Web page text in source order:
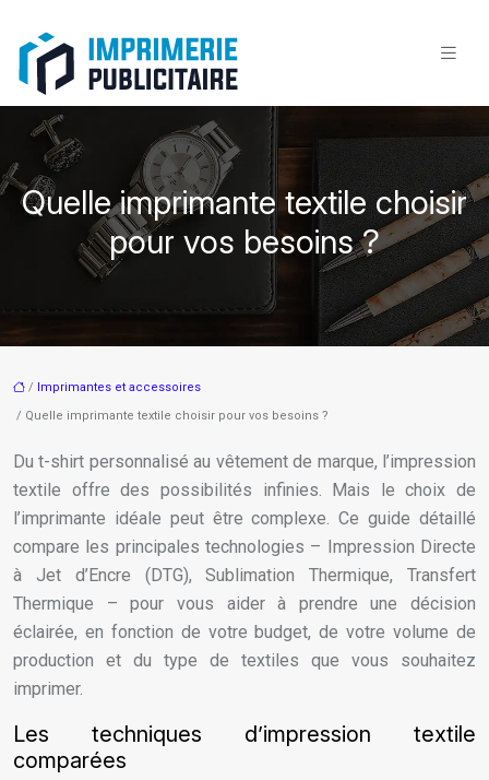
Quelle imprimante textile choisir
pour vos besoins ?
/
Imprimantes et accessoires
/ Quelle imprimante textile choisir pour vos besoins ?
Du t-shirt personnalisé au vêtement de marque, l’impression
textile offre des possibilités infinies. Mais le choix de
l’imprimante idéale peut être complexe. Ce guide détaillé
compare les principales technologies – Impression Directe
à Jet d’Encre (DTG), Sublimation Thermique, Transfert
Thermique – pour vous aider à prendre une décision
éclairée, en fonction de votre budget, de votre volume de
production et du type de textiles que vous souhaitez
imprimer.
Les techniques d’impression textile
comparées